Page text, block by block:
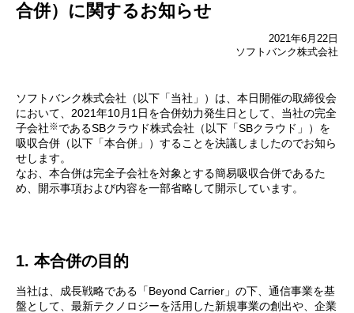
合併） に関するお知らせ
2021年6月22日
ソフトバンク株式会社
ソフトバンク株式会社（以下「当社」）は、本日開催の取締役会
において、2021年10月1日を合併効力発生日として、当社の完全
子会社※であるSBクラウド株式会社（以下「SBクラウド」）を
吸収合併（以下「本合併」）することを決議しましたのでお知ら
せします。
なお、本合併は完全子会社を対象とする簡易吸収合併であるた
め、開示事項および内容を一部省略して開示しています。
1. 本合併の目的
当社は、成長戦略である「Beyond Carrier」の下、通信事業を基
盤として、最新テクノロジーを活用した新規事業の創出や、企業